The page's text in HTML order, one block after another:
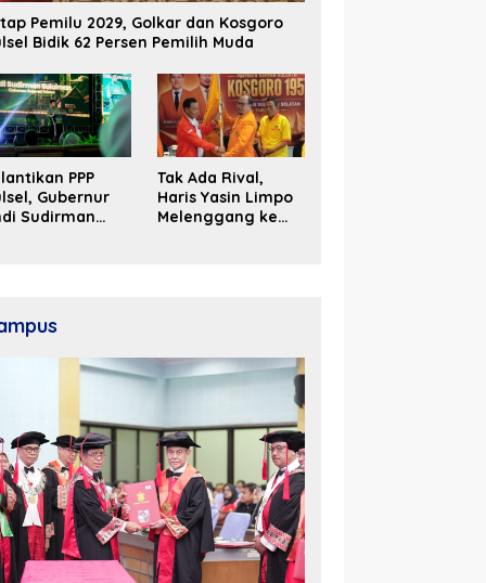
Pemilu 2029, Golkar dan Kosgoro
Bidik 62 Persen Pemilih Muda
PPP
Gubernur
Sudirman
Tak Ada Rival,
Haris Yasin Limpo
Melenggang ke